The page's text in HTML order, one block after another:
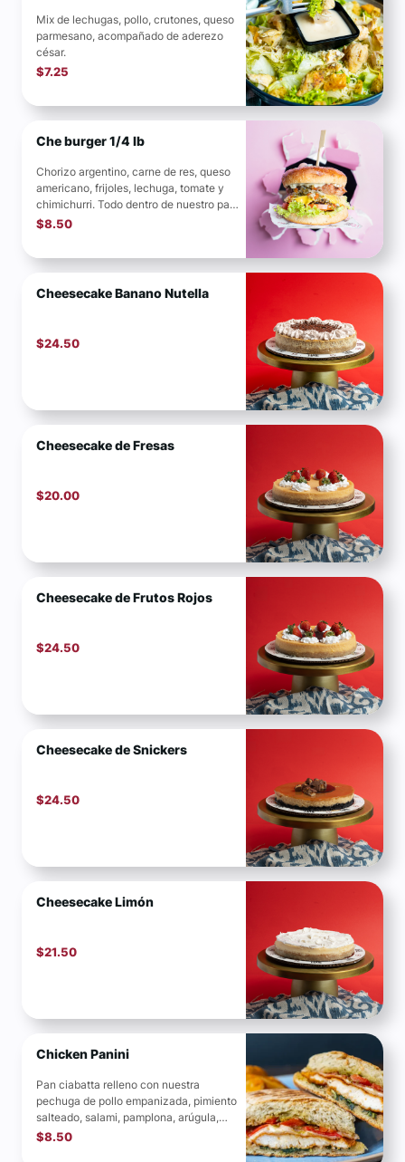
Mix de lechugas, pollo, crutones, queso
parmesano, acompañado de aderezo
césar.
$7.25
Che burger 1/4 lb
Chorizo argentino, carne de res, queso
americano, frijoles, lechuga, tomate y
chimichurri. Todo dentro de nuestro pan
recién horneado, acompañado...
$8.50
Cheesecake Banano Nutella
$24.50
Cheesecake de Fresas
$20.00
Cheesecake de Frutos Rojos
$24.50
Cheesecake de Snickers
$24.50
Cheesecake Limón
$21.50
Chicken Panini
Pan ciabatta relleno con nuestra
pechuga de pollo empanizada, pimiento
salteado, salami, pamplona, arúgula,
una contra de queso, aderezado con...
$8.50